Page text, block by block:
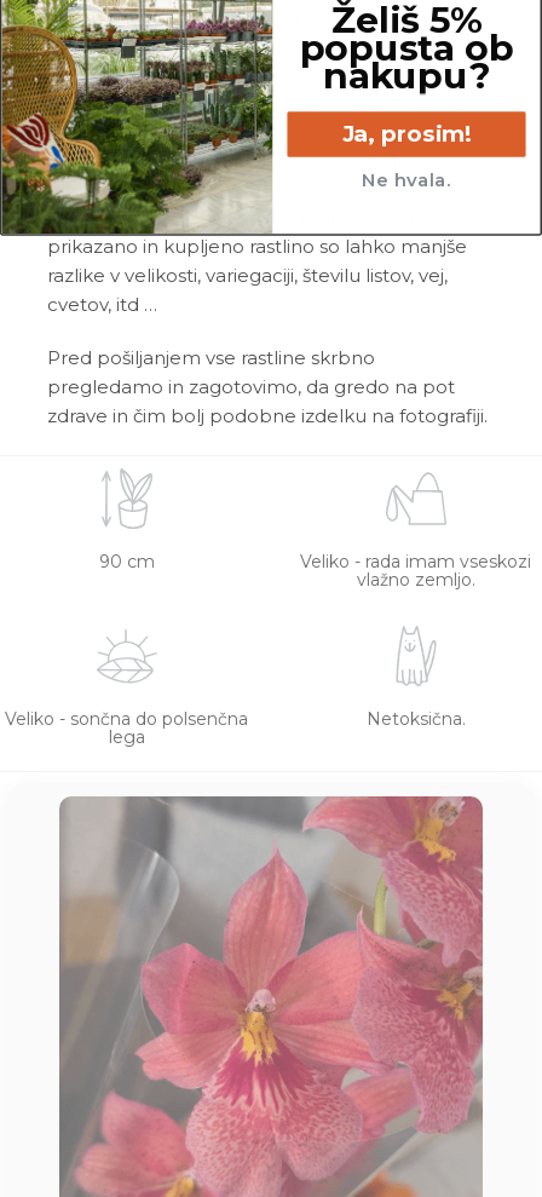
Sadika je vzgojena v Sloveniji. Za lažje sajenje in
lepše razraščanje so korenine rahlo prirezane.
Zraste 1,5 metrov v višino, pri pa sajenju
upoštevaj vmesno razdaljo od 1,5 do 1,8 meter.
Fotografije prikazujejo primer rastline in ne
dejanske rastline, ki jo naročite. Ker je vsaka
rastlina unikatna, so možne manjše variacije. Med
prikazano in kupljeno rastlino so lahko manjše
razlike v velikosti, variegaciji, številu listov, vej,
cvetov, itd …
Pred pošiljanjem vse rastline skrbno
pregledamo in zagotovimo, da gredo na pot
zdrave in čim bolj podobne izdelku na fotografiji.
90 cm
Veliko - rada imam vseskozi
vlažno zemljo.
Veliko - sončna do polsenčna
lega
Netoksična.
Želiš 5%
popusta ob
nakupu?
Ja, prosim!
Ne hvala.